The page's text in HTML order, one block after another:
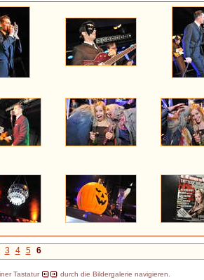
3 4 5 6
Tastatur durch die Bildergalerie navigieren.